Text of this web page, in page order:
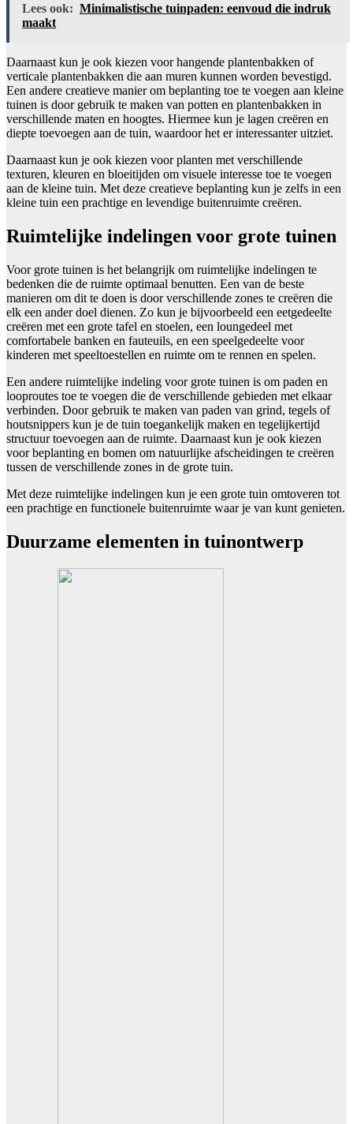
Lees ook: Minimalistische tuinpaden: eenvoud die indruk
maakt
Daarnaast kun je ook kiezen voor hangende plantenbakken of
verticale plantenbakken die aan muren kunnen worden bevestigd.
Een andere creatieve manier om beplanting toe te voegen aan kleine
tuinen is door gebruik te maken van potten en plantenbakken in
verschillende maten en hoogtes. Hiermee kun je lagen creëren en
diepte toevoegen aan de tuin, waardoor het er interessanter uitziet.
Daarnaast kun je ook kiezen voor planten met verschillende
texturen, kleuren en bloeitijden om visuele interesse toe te voegen
aan de kleine tuin. Met deze creatieve beplanting kun je zelfs in een
kleine tuin een prachtige en levendige buitenruimte creëren.
Ruimtelijke indelingen voor grote tuinen
Voor grote tuinen is het belangrijk om ruimtelijke indelingen te
bedenken die de ruimte optimaal benutten. Een van de beste
manieren om dit te doen is door verschillende zones te creëren die
elk een ander doel dienen. Zo kun je bijvoorbeeld een eetgedeelte
creëren met een grote tafel en stoelen, een loungedeel met
comfortabele banken en fauteuils, en een speelgedeelte voor
kinderen met speeltoestellen en ruimte om te rennen en spelen.
Een andere ruimtelijke indeling voor grote tuinen is om paden en
looproutes toe te voegen die de verschillende gebieden met elkaar
verbinden. Door gebruik te maken van paden van grind, tegels of
houtsnippers kun je de tuin toegankelijk maken en tegelijkertijd
structuur toevoegen aan de ruimte. Daarnaast kun je ook kiezen
voor beplanting en bomen om natuurlijke afscheidingen te creëren
tussen de verschillende zones in de grote tuin.
Met deze ruimtelijke indelingen kun je een grote tuin omtoveren tot
een prachtige en functionele buitenruimte waar je van kunt genieten.
Duurzame elementen in tuinontwerp